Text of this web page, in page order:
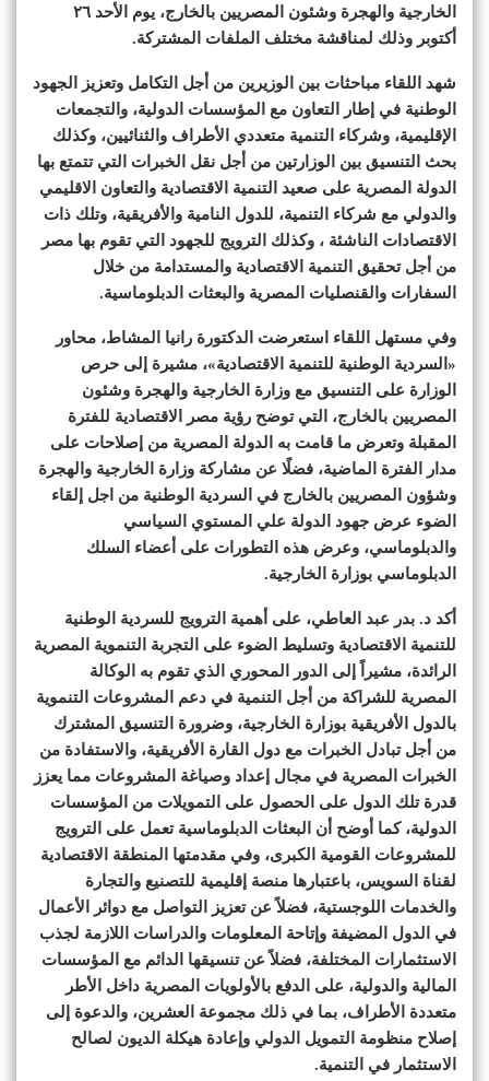
الخارجية والهجرة وشئون المصريين بالخارج، يوم الأحد ٢٦
أكتوبر وذلك لمناقشة مختلف الملفات المشتركة.
شهد اللقاء مباحثات بين الوزيرين من أجل التكامل وتعزيز الجهود
الوطنية في إطار التعاون مع المؤسسات الدولية، والتجمعات
الإقليمية، وشركاء التنمية متعددي الأطراف والثنائيين، وكذلك
بحث التنسيق بين الوزارتين من أجل نقل الخبرات التي تتمتع بها
الدولة المصرية على صعيد التنمية الاقتصادية والتعاون الاقليمي
والدولي مع شركاء التنمية، للدول النامية والأفريقية، وتلك ذات
الاقتصادات الناشئة ، وكذلك الترويج للجهود التي تقوم بها مصر
من أجل تحقيق التنمية الاقتصادية والمستدامة من خلال
السفارات والقنصليات المصرية والبعثات الدبلوماسية.
وفي مستهل اللقاء استعرضت الدكتورة رانيا المشاط، محاور
«السردية الوطنية للتنمية الاقتصادية»، مشيرة إلى حرص
الوزارة على التنسيق مع وزارة الخارجية والهجرة وشئون
المصريين بالخارج، التي توضح رؤية مصر الاقتصادية للفترة
المقبلة وتعرض ما قامت به الدولة المصرية من إصلاحات على
مدار الفترة الماضية، فضلًا عن مشاركة وزارة الخارجية والهجرة
وشؤون المصريين بالخارج في السردية الوطنية من اجل إلقاء
الضوء عرض جهود الدولة علي المستوي السياسي
والدبلوماسي، وعرض هذه التطورات على أعضاء السلك
الدبلوماسي بوزارة الخارجية.
أكد د. بدر عبد العاطي، على أهمية الترويج للسردية الوطنية
للتنمية الاقتصادية وتسليط الضوء على التجربة التنموية المصرية
الرائدة، مشيراً إلى الدور المحوري الذي تقوم به الوكالة
المصرية للشراكة من أجل التنمية في دعم المشروعات التنموية
بالدول الأفريقية بوزارة الخارجية، وضرورة التنسيق المشترك
من أجل تبادل الخبرات مع دول القارة الأفريقية، والاستفادة من
الخبرات المصرية في مجال إعداد وصياغة المشروعات مما يعزز
قدرة تلك الدول على الحصول على التمويلات من المؤسسات
الدولية، كما أوضح أن البعثات الدبلوماسية تعمل على الترويج
للمشروعات القومية الكبرى، وفي مقدمتها المنطقة الاقتصادية
لقناة السويس، باعتبارها منصة إقليمية للتصنيع والتجارة
والخدمات اللوجستية، فضلاً عن تعزيز التواصل مع دوائر الأعمال
في الدول المضيفة وإتاحة المعلومات والدراسات اللازمة لجذب
الاستثمارات المختلفة، فضلاً عن تنسيقها الدائم مع المؤسسات
المالية والدولية، على الدفع بالأولويات المصرية داخل الأطر
متعددة الأطراف، بما في ذلك مجموعة العشرين، والدعوة إلى
إصلاح منظومة التمويل الدولي وإعادة هيكلة الديون لصالح
الاستثمار في التنمية.